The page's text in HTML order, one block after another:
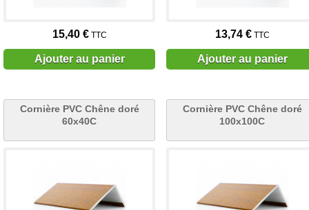
15,40 €TTC
Ajouter au panier
13,74 €TTC
Ajouter au panier
Cornière PVC Chêne doré
60x40C
Cornière PVC Chêne doré
100x100C